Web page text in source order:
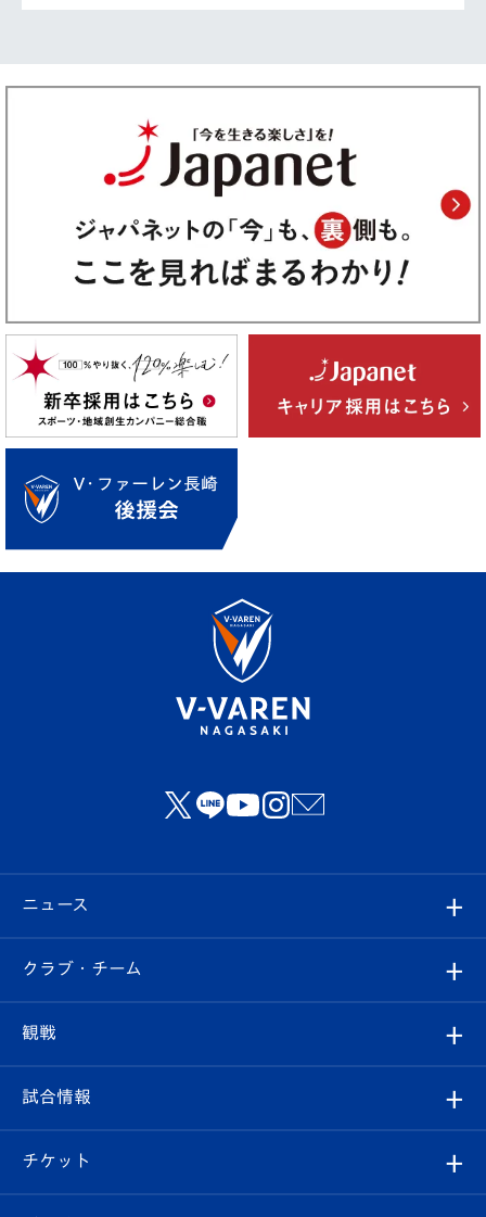
ニュース
すべて
クラブ
試合情報
クラブ・チーム
クラブ概要
エンブレム紹介
観戦
観戦ルール
はじめての観戦ガイド
試合情報
試合日程/結果
チケット